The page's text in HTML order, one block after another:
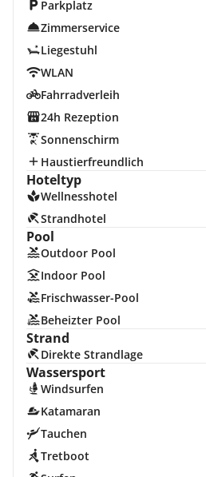
Parkplatz
Zimmerservice
Liegestuhl
WLAN
Fahrradverleih
24h Rezeption
Sonnenschirm
Haustierfreundlich
Hoteltyp
Wellnesshotel
Strandhotel
Pool
Outdoor Pool
Indoor Pool
Frischwasser-Pool
Beheizter Pool
Strand
Direkte Strandlage
Wassersport
Windsurfen
Katamaran
Tauchen
Tretboot